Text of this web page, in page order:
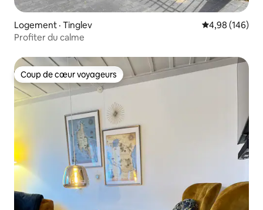
Logement · Tinglev Note
4,98 (146)
Profiter du calme
Coup de cœur voyageurs
Coup de cœur voyageurs